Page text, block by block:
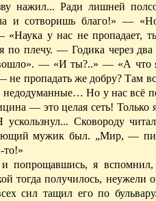
нажил... Ради лишней
и сотворишь благо!» —
у нас не пропадает,
по плечу. — Годика через
— «И ты?..» — «А что
не пропадать же добру? Там
Но у нас всё
— это целая сеть! Только
Сковороду
мужик был. „Мир, —
то!»
попрощавшись, я
тогда получилось, неужели
сил тащил его по